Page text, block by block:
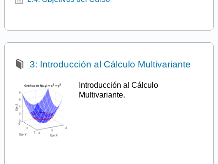
3: Introducción al Cálculo Multivariante
Introducción al Cálculo
Multivariante.